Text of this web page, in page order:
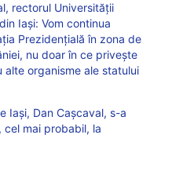
rectorul Universității
Iași: Vom continua
Prezidențială în zona de
nu doar în ce privește
alte organisme ale statului
Iaşi, Dan Caşcaval, s-a
cel mai probabil, la